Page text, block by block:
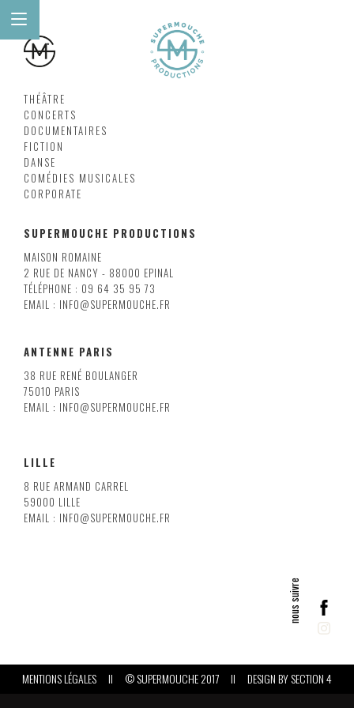
THÉÂTRE
CONCERTS
DOCUMENTAIRES
FICTION
DANSE
COMÉDIES MUSICALES
CORPORATE
SUPERMOUCHE PRODUCTIONS
MAISON ROMAINE
2 RUE DE NANCY - 88000 EPINAL
TÉLÉPHONE : 09 64 35 95 73
EMAIL : INFO@SUPERMOUCHE.FR
ANTENNE PARIS
38 RUE RENÉ BOULANGER
75010 PARIS
EMAIL : INFO@SUPERMOUCHE.FR
LILLE
8 RUE ARMAND CARREL
59000 LILLE
EMAIL : INFO@SUPERMOUCHE.FR
MENTIONS LÉGALES II © SUPERMOUCHE 2017 II DESIGN BYSECTION 4